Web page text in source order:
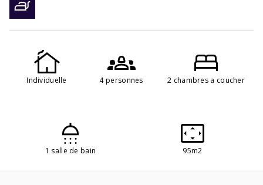
Individuelle 4 personnes 2 chambres a coucher
1 salle de bain 95m2